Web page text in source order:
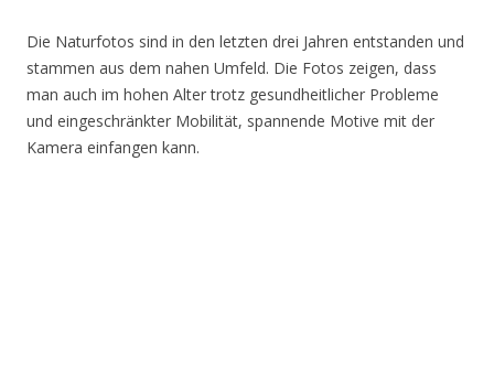
Die Naturfotos sind in den letzten drei Jahren entstanden und
stammen aus dem nahen Umfeld. Die Fotos zeigen, dass
man auch im hohen Alter trotz gesundheitlicher Probleme
und eingeschränkter Mobilität, spannende Motive mit der
Kamera einfangen kann.